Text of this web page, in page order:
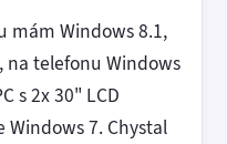
mám Windows 8.1,
na telefonu Windows
s 2x 30" LCD
7. Chystal